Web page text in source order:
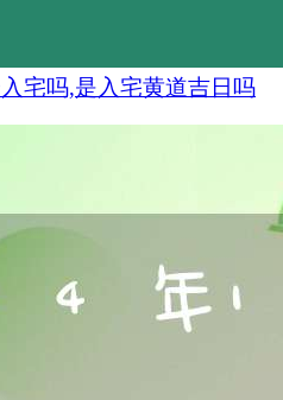
宅吗,是入宅黄道吉日吗